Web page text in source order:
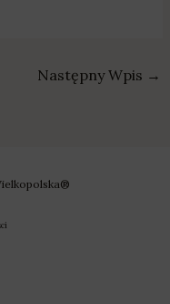
Następny Wpis →